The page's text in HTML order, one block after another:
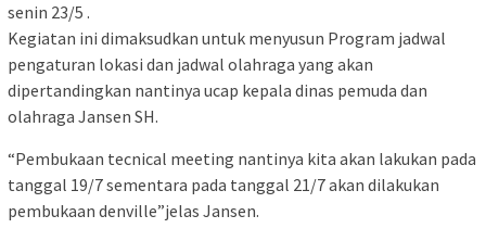
senin 23/5 .
Kegiatan ini dimaksudkan untuk menyusun Program jadwal
pengaturan lokasi dan jadwal olahraga yang akan
dipertandingkan nantinya ucap kepala dinas pemuda dan
olahraga Jansen SH.
“Pembukaan tecnical meeting nantinya kita akan lakukan pada
tanggal 19/7 sementara pada tanggal 21/7 akan dilakukan
pembukaan denville”jelas Jansen.